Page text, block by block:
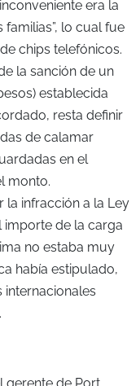
era la
lo cual fue
chips telefónicos.
la sanción de un
establecida
resta definir
de calamar
en el
monto.
la infracción a la Ley
importe de la carga
no estaba muy
había estipulado,